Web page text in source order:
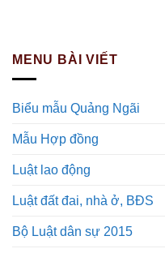
MENU BÀI VIẾT
Biểu mẫu Quảng Ngãi
Mẫu Hợp đồng
Luật lao động
Luật đất đai, nhà ở, BĐS
Bộ Luật dân sự 2015